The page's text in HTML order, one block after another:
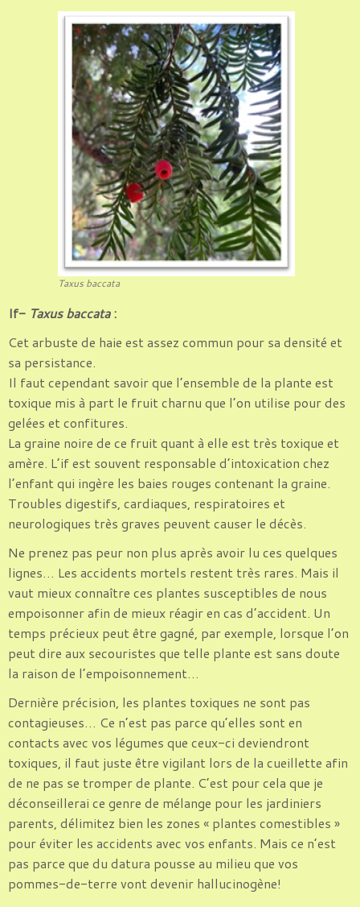
Taxus baccata
If- Taxus baccata:
Cet arbuste de haie est assez commun pour sa densité et
sa persistance.
Il faut cependant savoir que l’ensemble de la plante est
toxique mis à part le fruit charnu que l’on utilise pour des
gelées et confitures.
La graine noire de ce fruit quant à elle est très toxique et
amère. L’if est souvent responsable d’intoxication chez
l’enfant qui ingère les baies rouges contenant la graine.
Troubles digestifs, cardiaques, respiratoires et
neurologiques très graves peuvent causer le décès.
Ne prenez pas peur non plus après avoir lu ces quelques
lignes… Les accidents mortels restent très rares. Mais il
vaut mieux connaître ces plantes susceptibles de nous
empoisonner afin de mieux réagir en cas d’accident. Un
temps précieux peut être gagné, par exemple, lorsque l’on
peut dire aux secouristes que telle plante est sans doute
la raison de l’empoisonnement…
Dernière précision, les plantes toxiques ne sont pas
contagieuses… Ce n’est pas parce qu’elles sont en
contacts avec vos légumes que ceux-ci deviendront
toxiques, il faut juste être vigilant lors de la cueillette afin
de ne pas se tromper de plante. C’est pour cela que je
déconseillerai ce genre de mélange pour les jardiniers
parents, délimitez bien les zones « plantes comestibles »
pour éviter les accidents avec vos enfants. Mais ce n’est
pas parce que du datura pousse au milieu que vos
pommes-de-terre vont devenir hallucinogène!